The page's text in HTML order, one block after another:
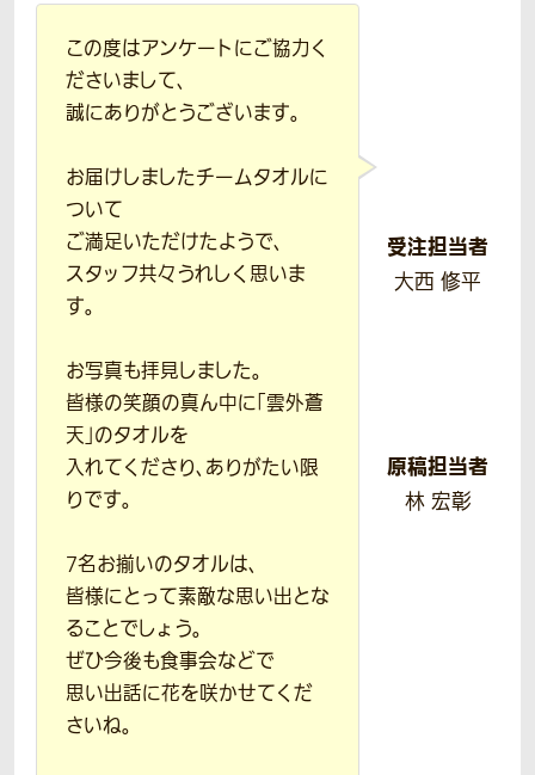
この度はアンケートにご協力く
ださいまして、
誠にありがとうございます。
お届けしましたチームタオルに
ついて
ご満足いただけたようで、
スタッフ共々うれしく思いま
す。
お写真も拝見しました。
皆様の笑顔の真ん中に「雲外蒼
天」のタオルを
入れてくださり、ありがたい限
りです。
7名お揃いのタオルは、
皆様にとって素敵な思い出とな
ることでしょう。
ぜひ今後も食事会などで
思い出話に花を咲かせてくだ
さいね。
受注担当者
大西 修平
原稿担当者
林 宏彰